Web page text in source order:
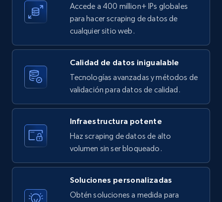
ID, User posted, Name, Description, Date
posted, Photos, URL, Quoted post, and more.
10.4K+ 1.2K+ Prueba gratuita
ID, User posted, Name, Description, Date
posted, Photos, URL, Quoted post, and more.
10.4K+ 1.2K+ Prueba gratuita
Accede a 400 million+ IPs globales
para hacer scraping de datos de
cualquier sitio web.
Calidad de datos inigualable
Tecnologías avanzadas y métodos de
validación para datos de calidad.
Infraestructura potente
Haz scraping de datos de alto
volumen sin ser bloqueado.
Soluciones personalizadas
Obtén soluciones a medida para